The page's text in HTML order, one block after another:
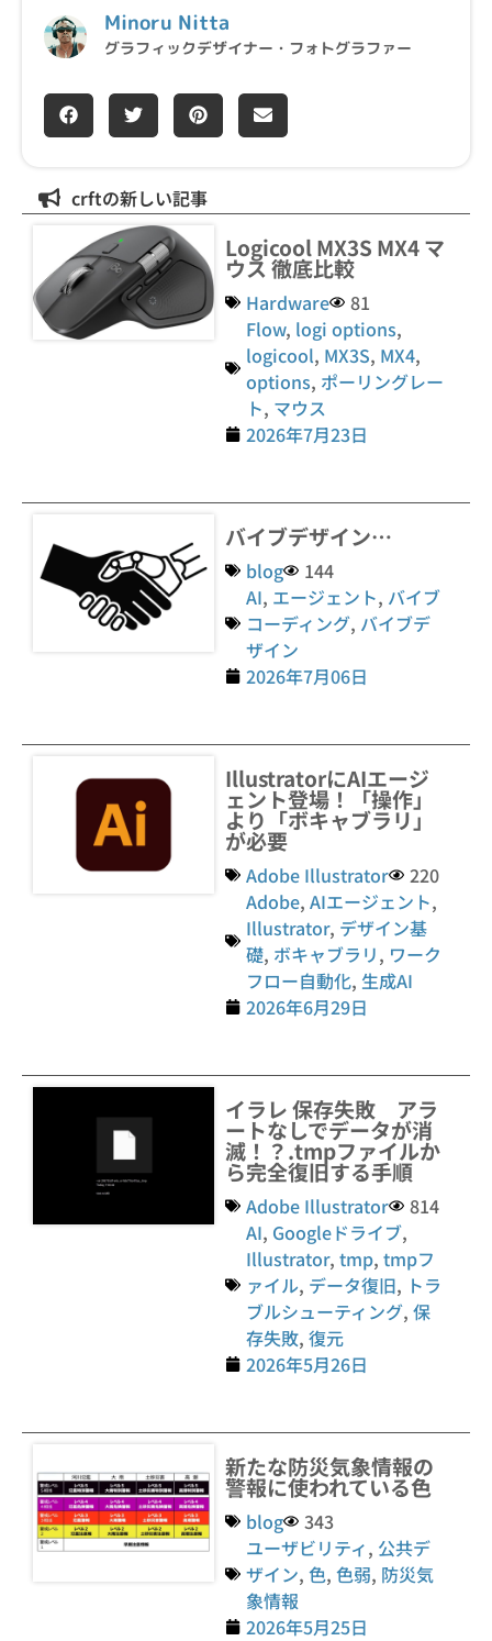
Minoru Nitta
グラフィックデザイナー・フォトグラファー
crftの新しい記事
Logicool MX3S MX4 マ
ウス 徹底比較
Hardware
81
Flow, logi options,
logicool, MX3S, MX4,
options, ポーリングレー
ト, マウス
2026年7月23日
バイブデザイン…
blog
144
AI, エージェント, バイブ
コーディング, バイブデ
ザイン
2026年7月06日
IllustratorにAIエージ
ェント登場！「操作」
より「ボキャブラリ」
が必要
Adobe Illustrator
220
Adobe,AIエージェント,
Illustrator, デザイン基
礎, ボキャブラリ, ワーク
フロー自動化, 生成AI
2026年6月29日
イラレ 保存失敗 アラ
ートなしでデータが消
滅！？.tmpファイルか
ら完全復旧する手順
Adobe Illustrator
814
AI, Googleドライブ,
Illustrator,tmp,tmpフ
ァイル, データ復旧, トラ
ブルシューティング,保
存失敗,復元
2026年5月26日
新たな防災気象情報の
警報に使われている色
blog
343
ユーザビリティ, 公共デ
ザイン,色,色弱, 防災気
象情報
2026年5月25日